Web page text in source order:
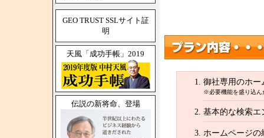
GEO TRUST SSLサイト証
明
天風「成功手帳」2019
伝説の新将命、登場
御社専用のホー
※必要機能を盛り込ん
基本的な検索エ
ホームページの